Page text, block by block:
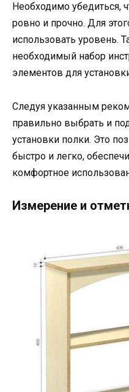
Необходимо убедиться,
ровно и прочно. Для
использовать уровень.
необходимый набор
элементов для
Следуя указанным
правильно выбрать и
установки полки. Это
быстро и легко,
комфортное
Измерение и